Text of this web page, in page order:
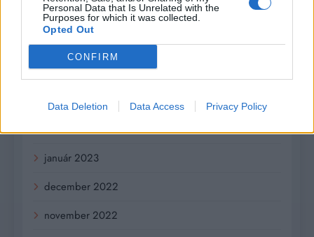
Personal Data that Is Unrelated with the
Purposes for which it was collected.
Opted Out
CONFIRM
Data Deletion Data Access Privacy Policy
jún 2023
máj 2023
apríl 2023
marec 2023
február 2023
január 2023
december 2022
november 2022